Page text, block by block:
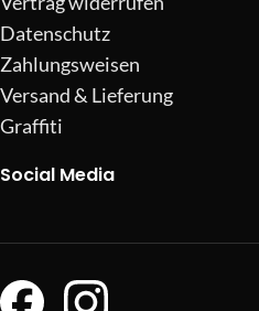
Datenschutz
Zahlungsweisen
Versand & Lieferung
Graffiti
Social Media